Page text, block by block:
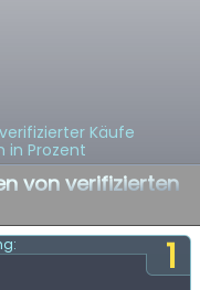
Käufe
in Prozent
von verifizierten
1